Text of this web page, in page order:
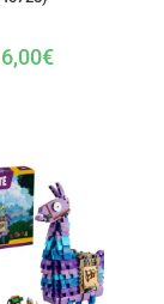
€